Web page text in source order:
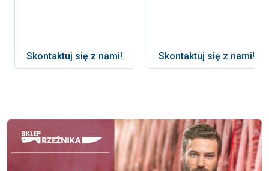
Skontaktuj się z nami! Skontaktuj się z nami!